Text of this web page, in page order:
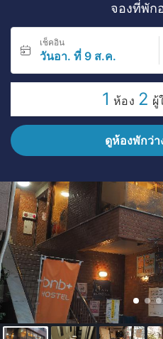
จองที่พัก
เช็คอิน
วันอา. ที่ 9 ส.ค.
1 ห้อง 2 ผู้
ดูห้องพักว่า